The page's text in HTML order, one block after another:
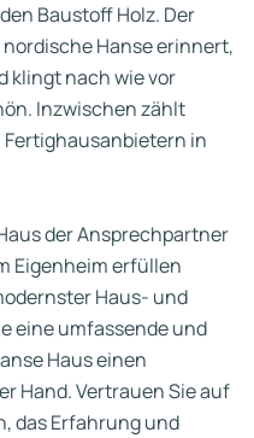
Baustoff Holz. Der
nordische Hanse erinnert,
klingt nach wie vor
Inzwischen zählt
in
der Ansprechpartner
Eigenheim erfüllen
Haus- und
eine umfassende und
Haus einen
Hand. Vertrauen Sie auf
das Erfahrung und